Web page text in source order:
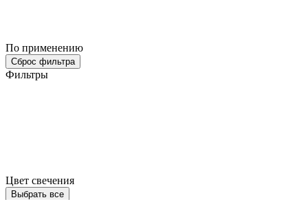
По применению
Сброс фильтра
Фильтры
Цвет свечения
Выбрать все